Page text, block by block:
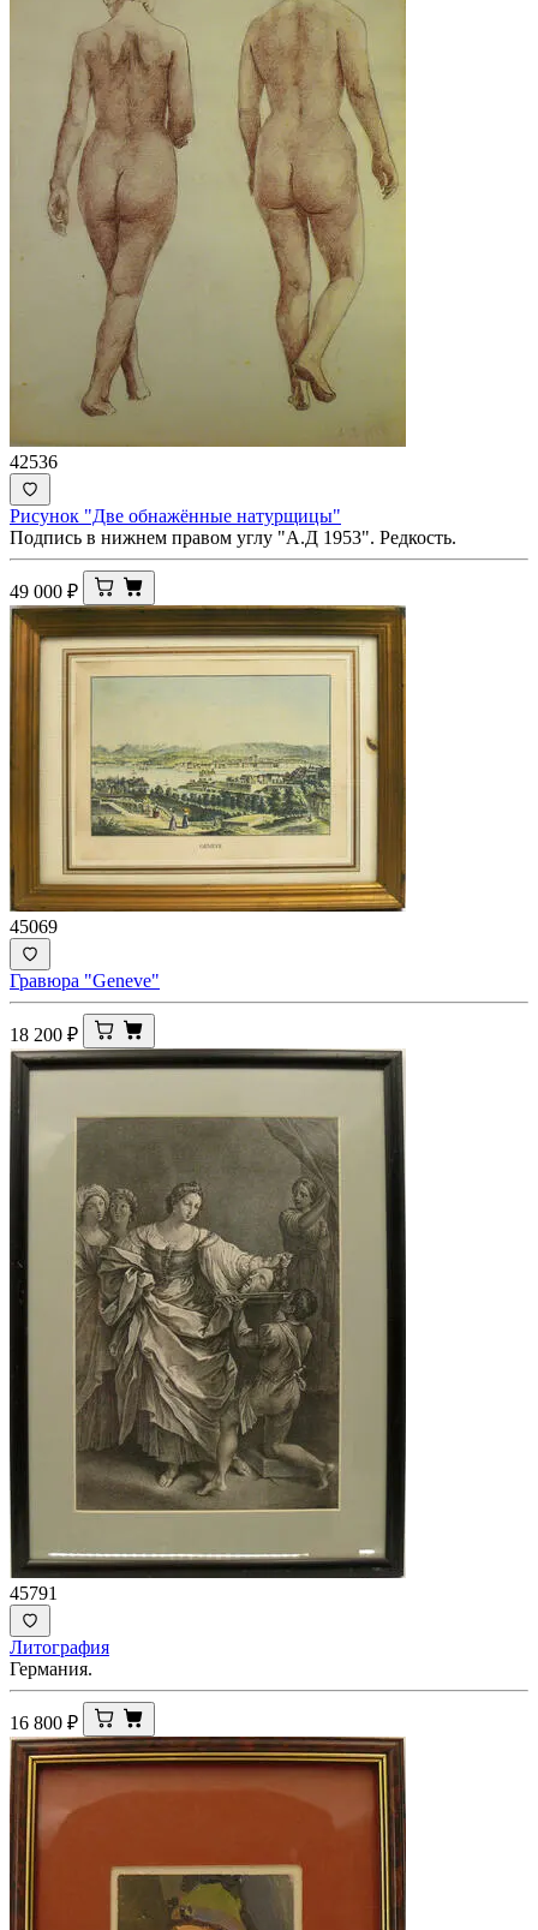
42536
Рисунок "Две обнажённые натурщицы"
Подпись в нижнем правом углу "А.Д 1953". Редкость.
49 000 ₽
45069
Гравюра "Geneve"
18 200 ₽
45791
Литография
Германия.
16 800 ₽